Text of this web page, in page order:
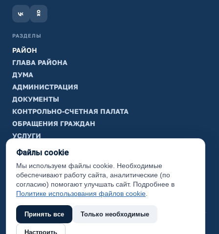
РАЗДЕЛЫ
РАЙОН
ГЛАВА РАЙОНА
ДУМА
АДМИНИСТРАЦИЯ
ДОКУМЕНТЫ
КОНТРОЛЬНО-СЧЕТНАЯ ПАЛАТА
ОБРАЩЕНИЯ ГРАЖДАН
УСЛУГИ
ТИК
ИНФОРМАЦИЯ
Законодательная карта
Карта сайта
(с) 2017 Ханты-Мансийский район, официальный сайт
Файлы cookie
Мы используем файлы cookie. Необходимые
обеспечивают работу сайта, аналитические (по
согласию) помогают улучшать сайт. Подробнее в
Политике использования файлов cookie
Принять все Только необходимые
Настроить